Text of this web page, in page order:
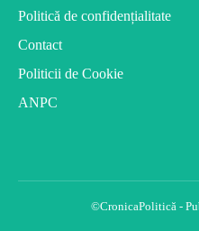
Politică de confidențialitate
Contact
Politicii de Cookie
ANPC
©CronicaPolitică -